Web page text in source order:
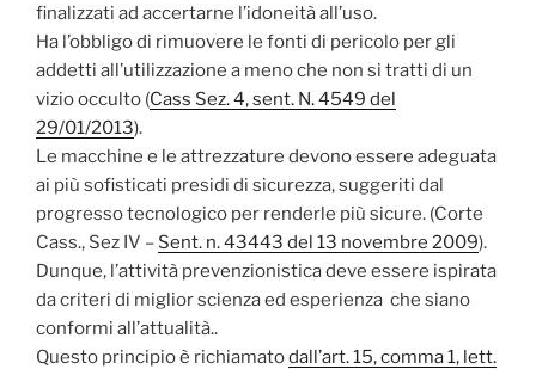
finalizzati ad accertarne l’idoneità all’uso.
Ha l’obbligo di rimuovere le fonti di pericolo per gli
addetti all’utilizzazione a meno che non si tratti di un
vizio occulto (Cass Sez. 4, sent. N. 4549 del
29/01/2013).
Le macchine e le attrezzature devono essere adeguata
ai più sofisticati presidi di sicurezza, suggeriti dal
progresso tecnologico per renderle più sicure. (Corte
Cass., Sez IV – Sent. n. 43443 del 13 novembre 2009).
Dunque, l’attività prevenzionistica deve essere ispirata
da criteri di miglior scienza ed esperienza che siano
conformi all’attualità..
Questo principio è richiamatodall’art. 15, comma 1, lett.